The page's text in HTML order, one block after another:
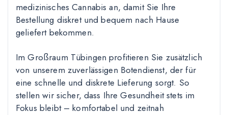
medizinisches Cannabis an, damit Sie Ihre
Bestellung diskret und bequem nach Hause
geliefert bekommen.
Im Großraum Tübingen profitieren Sie zusätzlich
von unserem zuverlässigen Botendienst, der für
eine schnelle und diskrete Lieferung sorgt. So
stellen wir sicher, dass Ihre Gesundheit stets im
Fokus bleibt – komfortabel und zeitnah